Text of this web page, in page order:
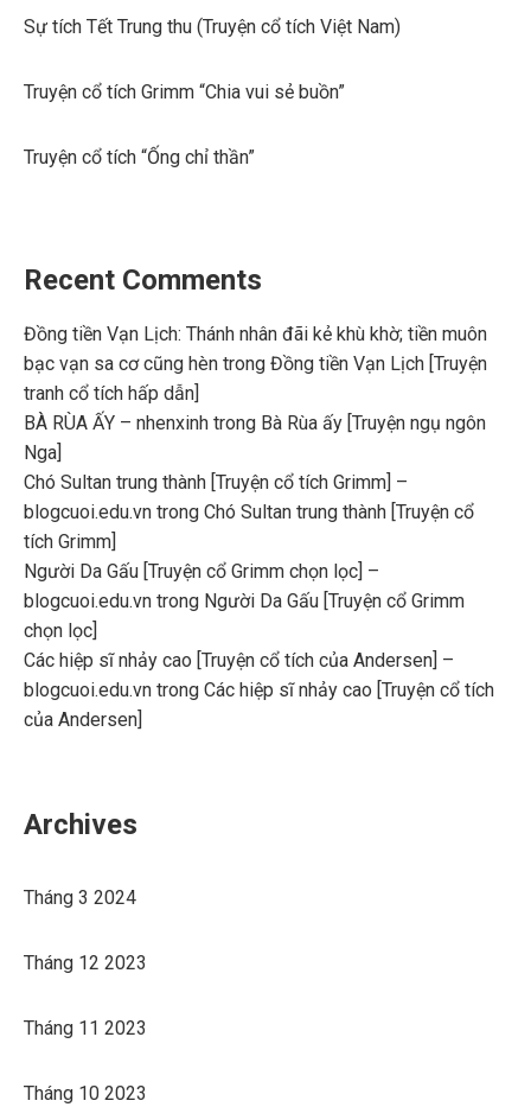
Sự tích Tết Trung thu (Truyện cổ tích Việt Nam)
Truyện cổ tích Grimm “Chia vui sẻ buồn”
Truyện cổ tích “Ống chỉ thần”
Recent Comments
Đồng tiền Vạn Lịch: Thánh nhân đãi kẻ khù khờ; tiền muôn
bạc vạn sa cơ cũng hèn trong Đồng tiền Vạn Lịch [Truyện
tranh cổ tích hấp dẫn]
BÀ RÙA ẤY – nhenxinh trong Bà Rùa ấy [Truyện ngụ ngôn
Nga]
Chó Sultan trung thành [Truyện cổ tích Grimm] –
blogcuoi.edu.vn trong Chó Sultan trung thành [Truyện cổ
tích Grimm]
Người Da Gấu [Truyện cổ Grimm chọn lọc] –
blogcuoi.edu.vn trong Người Da Gấu [Truyện cổ Grimm
chọn lọc]
Các hiệp sĩ nhảy cao [Truyện cổ tích của Andersen] –
blogcuoi.edu.vn trong Các hiệp sĩ nhảy cao [Truyện cổ tích
của Andersen]
Archives
Tháng 3 2024
Tháng 12 2023
Tháng 11 2023
Tháng 10 2023